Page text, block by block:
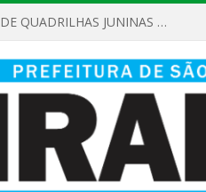
REGULAMENTO – V INTERMUNICIPAL DE QUADRILHAS JUNINAS 2026